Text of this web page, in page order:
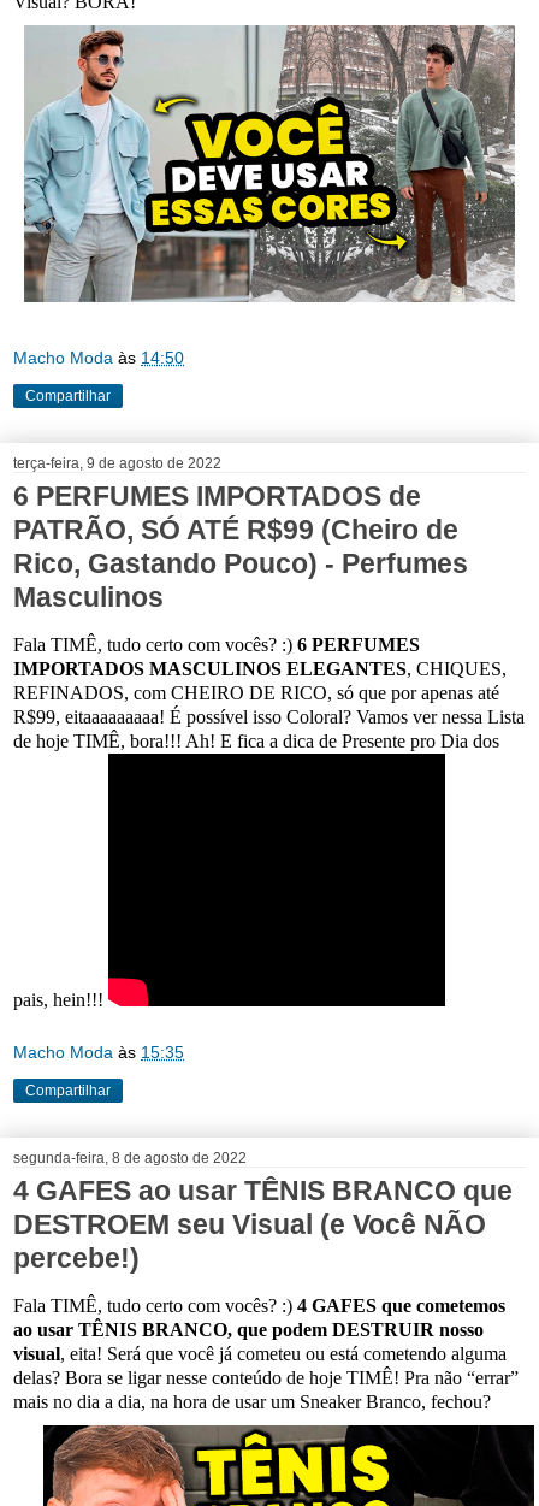
Macho Moda às 14:50
Compartilhar
terça-feira, 9 de agosto de 2022
6 PERFUMES IMPORTADOS de
PATRÃO, SÓ ATÉ R$99 (Cheiro de
Rico, Gastando Pouco) - Perfumes
Masculinos
Fala TIMÊ, tudo certo com vocês? :) 6 PERFUMES
IMPORTADOS MASCULINOS ELEGANTES, CHIQUES,
REFINADOS, com CHEIRO DE RICO, só que por apenas até
R$99, eitaaaaaaaaa! É possível isso Coloral? Vamos ver nessa Lista
de hoje TIMÊ, bora!!! Ah! E fica a dica de Presente pro Dia dos
pais, hein!!!
Macho Moda às 15:35
Compartilhar
segunda-feira, 8 de agosto de 2022
4 GAFES ao usar TÊNIS BRANCO que
DESTROEM seu Visual (e Você NÃO
percebe!)
Fala TIMÊ, tudo certo com vocês? :) 4 GAFES que cometemos
ao usar TÊNIS BRANCO, que podem DESTRUIR nosso
visual, eita! Será que você já cometeu ou está cometendo alguma
delas? Bora se ligar nesse conteúdo de hoje TIMÊ! Pra não “errar”
mais no dia a dia, na hora de usar um Sneaker Branco, fechou?